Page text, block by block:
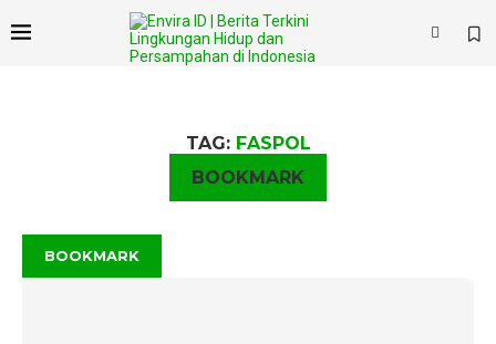
TAG: FASPOL
BOOKMARK
BOOKMARK